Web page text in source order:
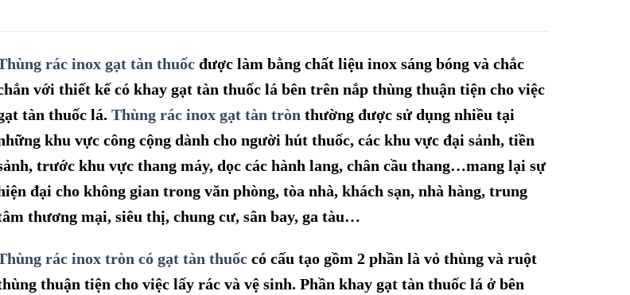
rác inox gạt tàn thuốcđược làm bằng chất liệu inox sáng bóng và chắc
với thiết kế có khay gạt tàn thuốc lá bên trên nắp thùng thuận tiện cho việc
tàn thuốc lá. Thùng rác inox gạt tàn tròn thường được sử dụng nhiều tại
khu vực công cộng dành cho người hút thuốc, các khu vực đại sảnh, tiền
trước khu vực thang máy, dọc các hành lang, chân cầu thang…mang lại sự
đại cho không gian trong văn phòng, tòa nhà, khách sạn, nhà hàng, trung
thương mại, siêu thị, chung cư, sân bay, ga tàu…
rác inox tròn có gạt tàn thuốc có cấu tạo gồm 2 phần là vỏ thùng và ruột
thuận tiện cho việc lấy rác và vệ sinh. Phần khay gạt tàn thuốc lá ở bên